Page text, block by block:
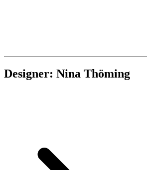
Designer: Nina Thöming